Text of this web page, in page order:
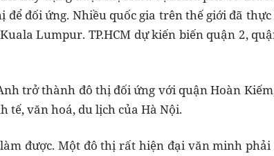
đối ứng. Nhiều quốc gia trên thế giới đã
Lumpur. TP.HCM dự kiến biến quận 2,
trở thành đô thị đối ứng với quận Hoàn
văn hoá, du lịch của Hà Nội.
được. Một đô thị rất hiện đại văn minh